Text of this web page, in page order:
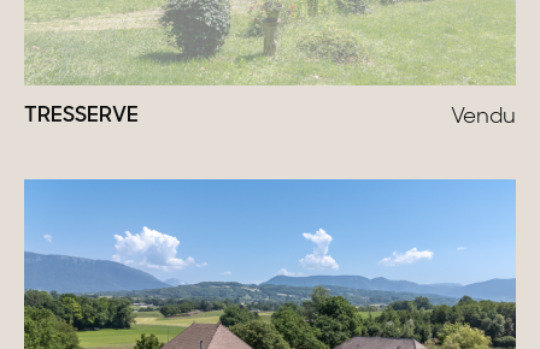
TRESSERVE Vendu